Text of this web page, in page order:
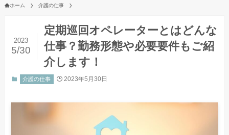
ホーム 介護の仕事
定期巡回オペレーターとはどんな
仕事？勤務形態や必要要件もご紹
介します！
2023
5/30
介護の仕事 2023年5月30日